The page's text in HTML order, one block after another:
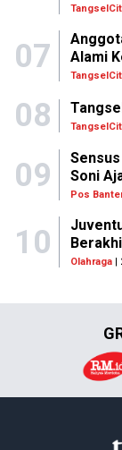
07
Alami
08
09
Soni
Pos
10
Olahraga|